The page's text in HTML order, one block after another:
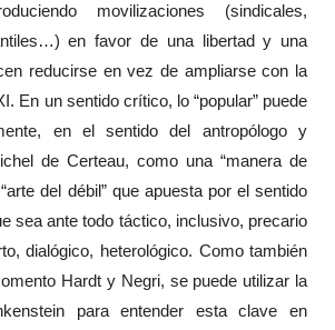
movilizaciones (sindicales,
en favor de una libertad y una
reducirse en vez de ampliarse con la
En un sentido crítico, lo “popular” puede
en el sentido del antropólogo y
de Certeau, como una “manera de
del débil” que apuesta por el sentido
sea ante todo táctico, inclusivo, precario
dialógico, heterológico. Como también
Hardt y Negri, se puede utilizar la
para entender esta clave en